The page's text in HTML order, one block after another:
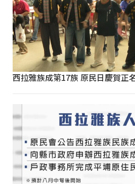
西拉雅族成第17族 原民日慶賀正